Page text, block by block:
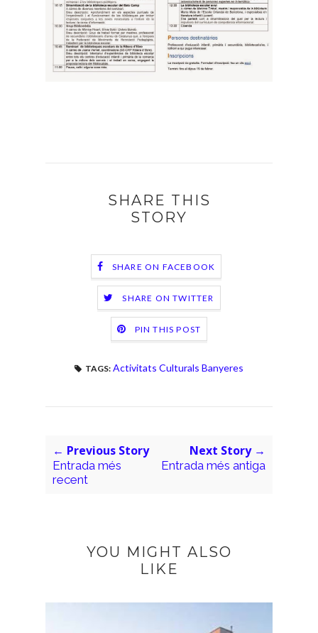
SHARE THIS
STORY
SHARE ON FACEBOOK
SHARE ON TWITTER
PIN THIS POST
TAGS: Activitats Culturals Banyeres
← Previous Story
Entrada més
recent
Next Story →
Entrada més antiga
YOU MIGHT ALSO
LIKE